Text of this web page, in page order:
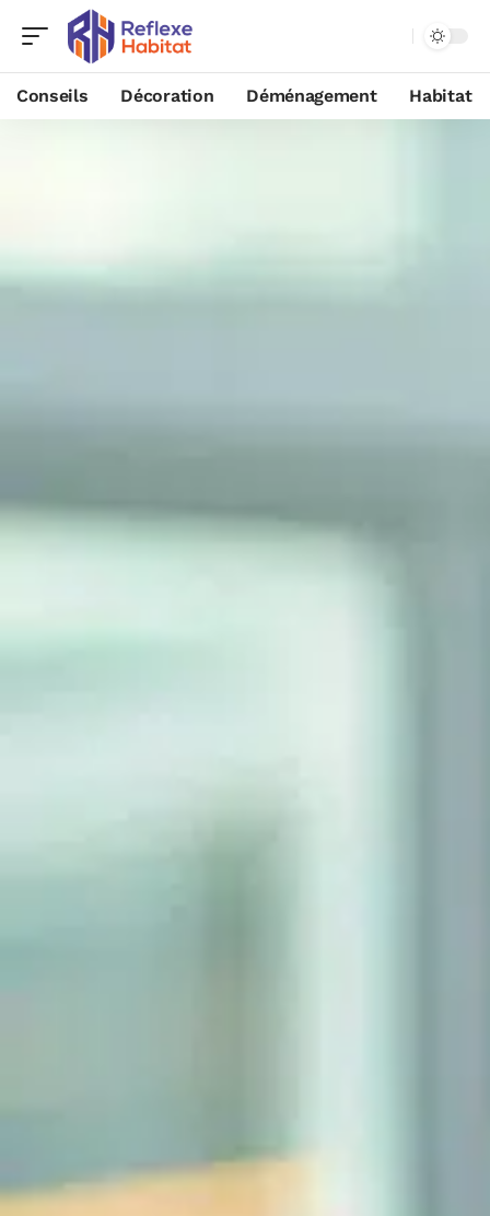
Conseils Décoration Déménagement Habitat